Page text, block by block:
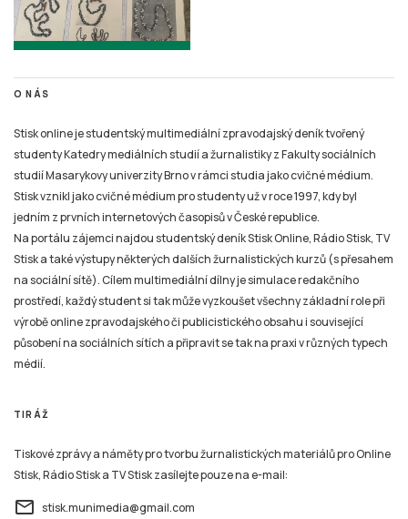
O NÁS
Stisk online je studentský multimediální zpravodajský deník tvořený
studenty Katedry mediálních studií a žurnalistiky z Fakulty sociálních
studií Masarykovy univerzity Brno v rámci studia jako cvičné médium.
Stisk vznikl jako cvičné médium pro studenty už v roce 1997, kdy byl
jedním z prvních internetových časopisů v České republice.
Na portálu zájemci najdou studentský deník Stisk Online, Rádio Stisk, TV
Stisk a také výstupy některých dalších žurnalistických kurzů (s přesahem
na sociální sítě). Cílem multimediální dílny je simulace redakčního
prostředí, každý student si tak může vyzkoušet všechny základní role při
výrobě online zpravodajského či publicistického obsahu i související
působení na sociálních sítích a připravit se tak na praxi v různých typech
médií.
TIRÁŽ
Tiskové zprávy a náměty pro tvorbu žurnalistických materiálů pro Online
Stisk, Rádio Stisk a TV Stisk zasílejte pouze na e-mail:
email stisk.munimedia@gmail.com